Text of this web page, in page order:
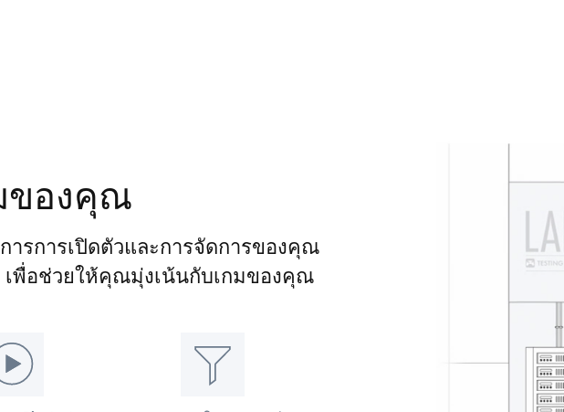
ของคุณ
ารการเปิดตัวและการจัดการของคุณ
เพื่อช่วยให้คุณมุ่งเน้นกับเกมของคุณ